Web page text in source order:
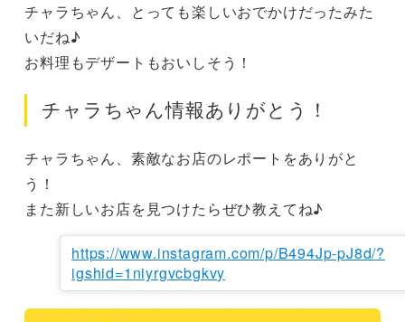
チャラちゃん、とっても楽しいおでかけだったみた
いだね♪
お料理もデザートもおいしそう！
チャラちゃん情報ありがとう！
チャラちゃん、素敵なお店のレポートをありがと
う！
また新しいお店を見つけたらぜひ教えてね♪
https://www.instagram.com/p/B494Jp-pJ8d/?
igshid=1niyrgvcbgkvy